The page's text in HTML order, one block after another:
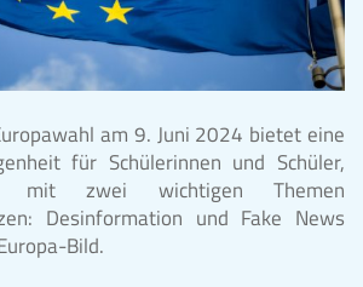
am 9. Juni 2024 bietet eine
für Schülerinnen und Schüler,
mit zwei wichtigen Themen
Desinformation und Fake News
Bild.